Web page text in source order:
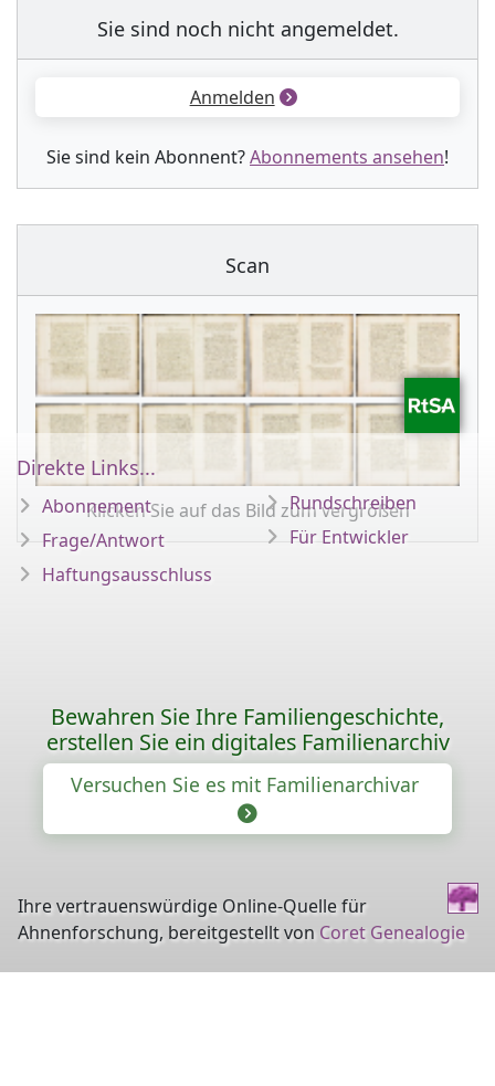
Sie sind noch nicht angemeldet.
Anmelden
Sie sind kein Abonnent?Abonnements ansehen!
Scan
Klicken Sie auf das Bild zum vergrößen
Direkte Links...
Abonnement
Frage/Antwort
Haftungsausschluss
Rundschreiben
Für Entwickler
Bewahren Sie Ihre Familiengeschichte,
erstellen Sie ein digitales Familienarchiv
Versuchen Sie es mit Familienarchivar
Ihre vertrauenswürdige Online-Quelle für
Ahnenforschung, bereitgestellt von Coret Genealogie